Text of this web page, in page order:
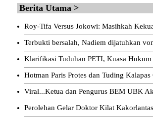
Berita Utama >
• Roy-Tifa Versus Jokowi: Masihkah
• Terbukti bersalah, Nadiem dijatuhkan
• Klarifikasi Tuduhan PETI, Kuasa
• Hotman Paris Protes dan Tuding
• Viral...Ketua dan Pengurus BEM UBK
• Perolehan Gelar Doktor Kilat